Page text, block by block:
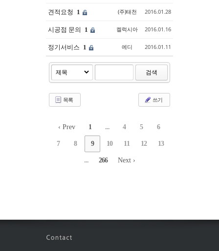
견적요청 1 (주)태천 2016.01.28
시공점 문의 1 켈럭시아 2016.01.16
정기서비스 1 에디 2016.01.11
검색
목록 쓰기
‹ Prev 1 ... 4 5 6
7 8 9 10 11 12 13
... 266 Next ›